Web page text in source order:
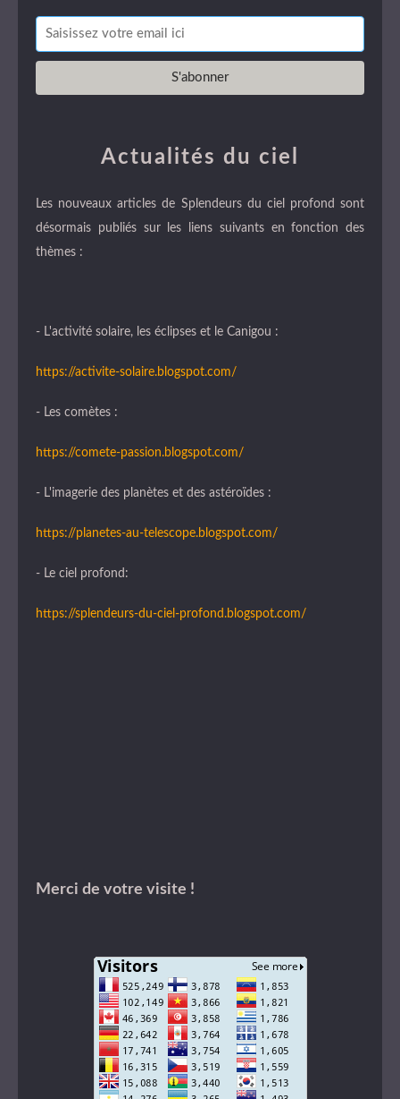
Actualités du ciel
Les nouveaux articles de Splendeurs du ciel profond sont
désormais publiés sur les liens suivants en fonction des
thèmes :
- L'activité solaire, les éclipses et le Canigou :
https://activite-solaire.blogspot.com/
- Les comètes :
https://comete-passion.blogspot.com/
- L'imagerie des planètes et des astéroïdes :
https://planetes-au-telescope.blogspot.com/
- Le ciel profond:
https://splendeurs-du-ciel-profond.blogspot.com/
Merci de votre visite !